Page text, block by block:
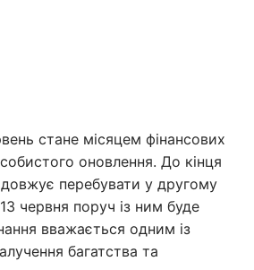
стане місяцем фінансових
оновлення. До кінця
перебувати у другому
червня поруч із ним буде
вважається одним із
багатства та